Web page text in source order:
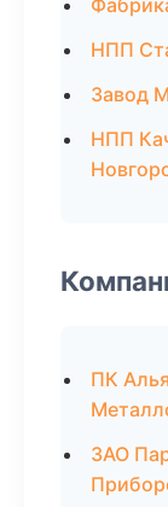
НПП
Завод
НПП
ПК
ЗАО